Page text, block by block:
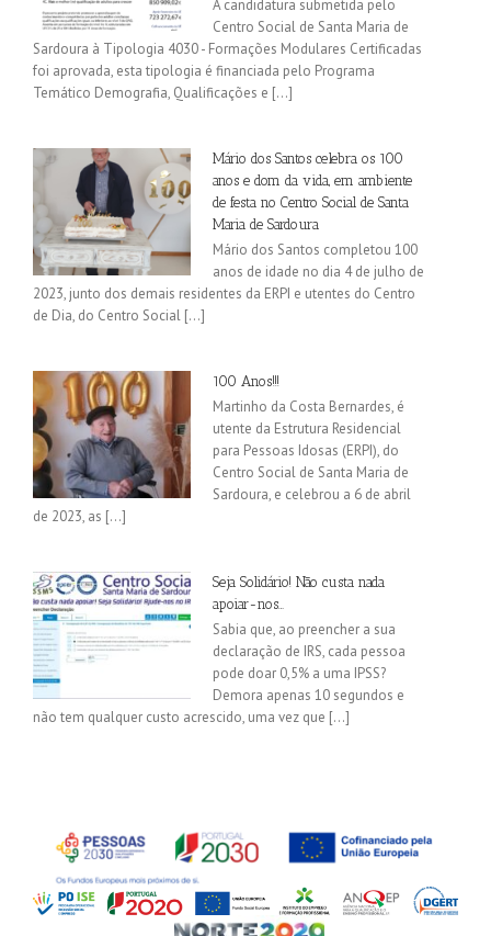
A candidatura submetida pelo
Centro Social de Santa Maria de
Sardoura à Tipologia 4030 - Formações Modulares Certificadas
foi aprovada, esta tipologia é financiada pelo Programa
Temático Demografia, Qualificações e [...]
Mário dos Santos celebra os 100
anos e dom da vida, em ambiente
de festa no Centro Social de Santa
Maria de Sardoura
Mário dos Santos completou 100
anos de idade no dia 4 de julho de
2023, junto dos demais residentes da ERPI e utentes do Centro
de Dia, do Centro Social [...]
100 Anos!!!
Martinho da Costa Bernardes, é
utente da Estrutura Residencial
para Pessoas Idosas (ERPI), do
Centro Social de Santa Maria de
Sardoura, e celebrou a 6 de abril
de 2023, as [...]
Seja Solidário! Não custa nada
apoiar-nos…
Sabia que, ao preencher a sua
declaração de IRS, cada pessoa
pode doar 0,5% a uma IPSS?
Demora apenas 10 segundos e
não tem qualquer custo acrescido, uma vez que [...]